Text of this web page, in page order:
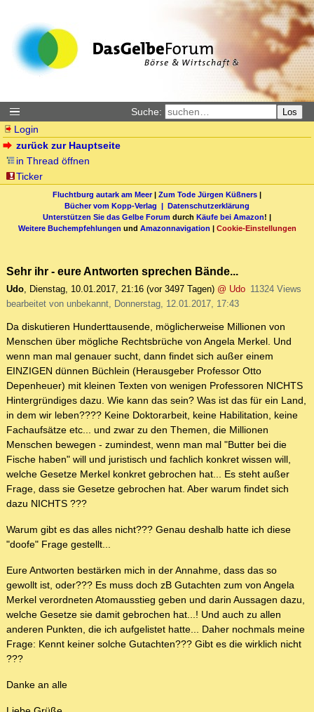
Suche: Los
Login
zurück zur Hauptseite
in Thread öffnen
Ticker
Fluchtburg autark am Meer| Zum Tode Jürgen Küßners |
Bücher vom Kopp-Verlag | Datenschutzerklärung
Unterstützen Sie das Gelbe Forum durch Käufe bei Amazon! |
Weitere Buchempfehlungen und Amazonnavigation | Cookie-Einstellungen
Sehr ihr - eure Antworten sprechen Bände...
Udo, Dienstag, 10.01.2017, 21:16 (vor 3497 Tagen) @ Udo 11324 Views
bearbeitet von unbekannt, Donnerstag, 12.01.2017, 17:43
Da diskutieren Hunderttausende, möglicherweise Millionen von
Menschen über mögliche Rechtsbrüche von Angela Merkel. Und
wenn man mal genauer sucht, dann findet sich außer einem
EINZIGEN dünnen Büchlein (Herausgeber Professor Otto
Depenheuer) mit kleinen Texten von wenigen Professoren NICHTS
Hintergründiges dazu. Wie kann das sein? Was ist das für ein Land,
in dem wir leben???? Keine Doktorarbeit, keine Habilitation, keine
Fachaufsätze etc... und zwar zu den Themen, die Millionen
Menschen bewegen - zumindest, wenn man mal "Butter bei die
Fische haben" will und juristisch und fachlich konkret wissen will,
welche Gesetze Merkel konkret gebrochen hat... Es steht außer
Frage, dass sie Gesetze gebrochen hat. Aber warum findet sich
dazu NICHTS ???
Warum gibt es das alles nicht??? Genau deshalb hatte ich diese
"doofe" Frage gestellt...
Eure Antworten bestärken mich in der Annahme, dass das so
gewollt ist, oder??? Es muss doch zB Gutachten zum von Angela
Merkel verordneten Atomausstieg geben und darin Aussagen dazu,
welche Gesetze sie damit gebrochen hat...! Und auch zu allen
anderen Punkten, die ich aufgelistet hatte... Daher nochmals meine
Frage: Kennt keiner solche Gutachten??? Gibt es die wirklich nicht
???
Danke an alle